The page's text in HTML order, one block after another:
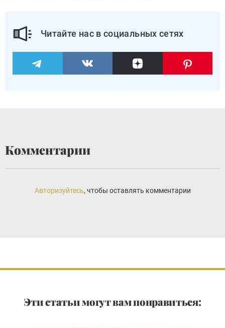
Читайте нас в социальных сетях
Комментарии
Авторизуйтесь, чтобы оставлять комментарии
Эти статьи могут вам понравиться: